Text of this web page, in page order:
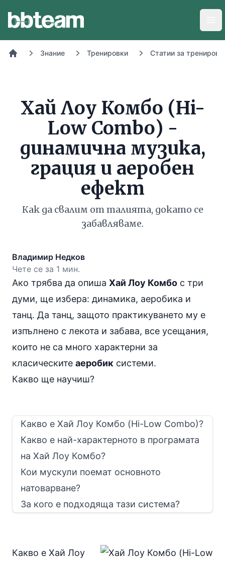
Знание Тренировки Статии за
Хай Лоу Комбо (Hi-
Low Combo) -
динамична музика,
грация и аеробен
ефект
Как да свалим от талията, докато се
забавляваме.
Владимир Недков
Чете се за 1 мин.
Ако трябва да опиша Хай Лоу Комбо с три
думи, ще избера: динамика, аеробика и
танц. Да танц, защото практикуването му е
изпълнено с лекота и забава, все усещания,
които не са много характерни за
класическите аеробик системи.
Какво ще научиш?
Какво е Хай Лоу Комбо (Hi-Low Combo)?
Какво е най-характерното в програмата
на Хай Лоу Комбо?
Кои мускули поемат основното
натоварване?
За кого е подходяща тази система?
Какво е Хай Лоу